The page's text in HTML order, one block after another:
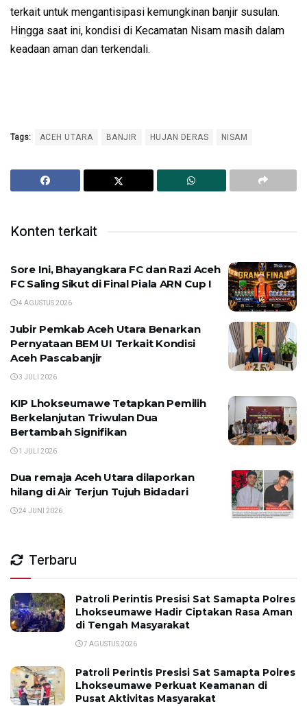
terkait untuk mengantisipasi kemungkinan banjir susulan.
Hingga saat ini, kondisi di Kecamatan Nisam masih dalam
keadaan aman dan terkendali.
Tags: ACEH UTARA BANJIR HUJAN DERAS NISAM
Konten terkait
Sore Ini, Bhayangkara FC dan Razi Aceh
FC Saling Sikut di Final Piala ARN Cup I
4 AGUSTUS 2026
Jubir Pemkab Aceh Utara Benarkan
Pernyataan BEM UI Terkait Kondisi
Aceh Pascabanjir
3 JULI 2026
KIP Lhokseumawe Tetapkan Pemilih
Berkelanjutan Triwulan Dua
Bertambah Signifikan
1 JULI 2026
Dua remaja Aceh Utara dilaporkan
hilang di Air Terjun Tujuh Bidadari
24 JUNI 2026
Terbaru
Patroli Perintis Presisi Sat Samapta Polres
Lhokseumawe Hadir Ciptakan Rasa Aman
di Tengah Masyarakat
7 AGUSTUS 2026
Patroli Perintis Presisi Sat Samapta Polres
Lhokseumawe Perkuat Keamanan di
Pusat Aktivitas Masyarakat